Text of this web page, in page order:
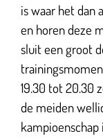
is waar het dan
en horen deze
sluit een groot
19.30 tot 20.30
de meiden
kampioenschap